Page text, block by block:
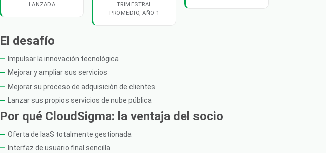
LANZADA
TRIMESTRAL
PROMEDIO, AÑO 1
El desafío
Impulsar la innovación tecnológica
Mejorar y ampliar sus servicios
Mejorar su proceso de adquisición de clientes
Lanzar sus propios servicios de nube pública
Por qué CloudSigma: la ventaja del socio
Oferta de IaaS totalmente gestionada
Interfaz de usuario final sencilla